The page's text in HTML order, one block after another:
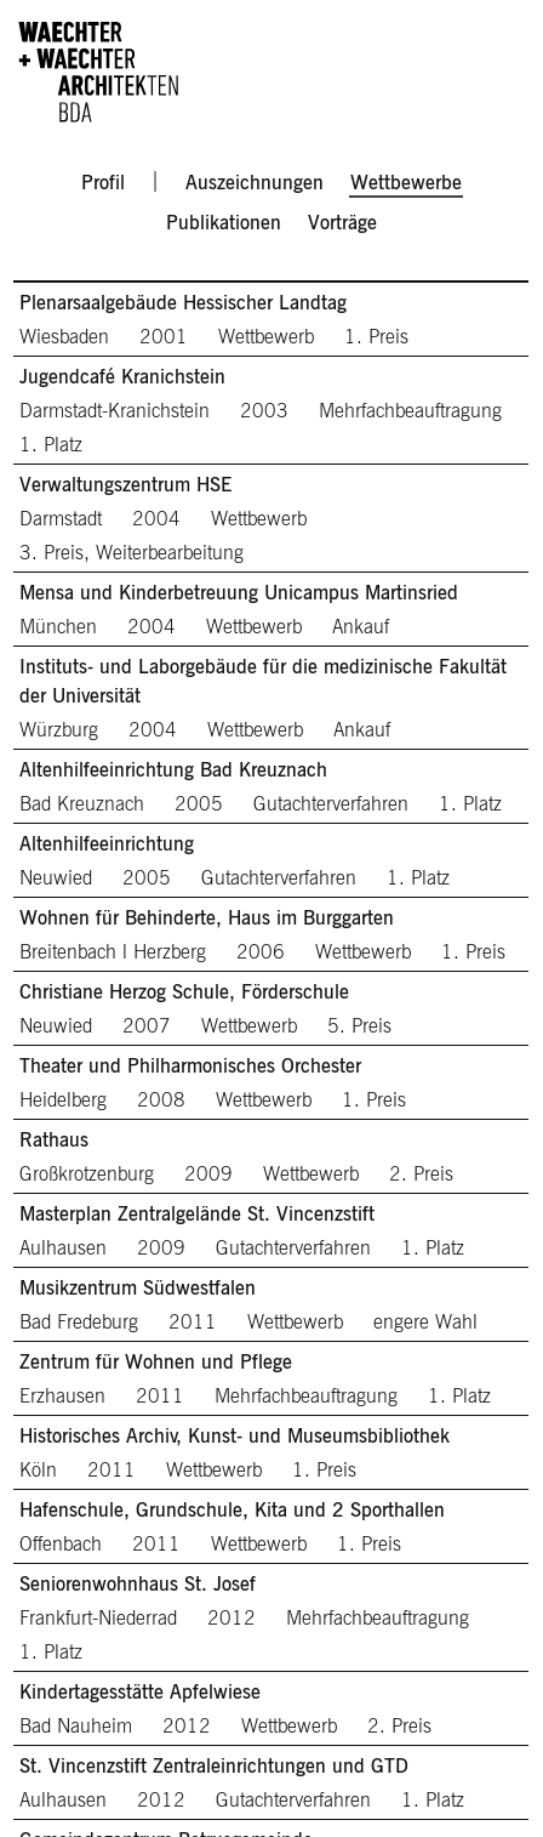
Profil Auszeichnungen
Wettbewerbe
Publikationen
Vorträge
Plenarsaalgebäude Hessischer Landtag
Wiesbaden
2001 Wettbewerb
1. Preis
Jugendcafé Kranichstein
Darmstadt-Kranichstein
2003
Mehrfachbeauftragung
1. Platz
Verwaltungszentrum HSE
Darmstadt
2004
Wettbewerb
3. Preis, Weiterbearbeitung
Mensa und Kinderbetreuung Unicampus Martinsried
München
2004 Wettbewerb
Ankauf
Instituts- und Laborgebäude für die medizinische Fakultät
der Universität
Würzburg
2004 Wettbewerb
Ankauf
Altenhilfeeinrichtung Bad Kreuznach
Bad Kreuznach
2005 Gutachterverfahren
1. Platz
Altenhilfeeinrichtung
Neuwied
2005 Gutachterverfahren
1. Platz
Wohnen für Behinderte, Haus im Burggarten
Breitenbach l Herzberg
2006 Wettbewerb
1. Preis
Christiane Herzog Schule, Förderschule
Neuwied
2007 Wettbewerb
5. Preis
Theater und Philharmonisches Orchester
Heidelberg
2008 Wettbewerb
1. Preis
Rathaus
Großkrotzenburg
2009 Wettbewerb
2. Preis
Masterplan Zentralgelände St. Vincenzstift
Aulhausen
2009 Gutachterverfahren
1. Platz
Musikzentrum Südwestfalen
Bad Fredeburg
2011 Wettbewerb
engere Wahl
Zentrum für Wohnen und Pflege
Erzhausen
2011 Mehrfachbeauftragung
1. Platz
Historisches Archiv, Kunst- und Museumsbibliothek
Köln
2011 Wettbewerb
1. Preis
Hafenschule, Grundschule, Kita und 2 Sporthallen
Offenbach
2011 Wettbewerb
1. Preis
Seniorenwohnhaus St. Josef
Frankfurt-Niederrad
2012
Mehrfachbeauftragung
1. Platz
Kindertagesstätte Apfelwiese
Bad Nauheim
2012 Wettbewerb
2. Preis
St. Vincenzstift Zentraleinrichtungen und GTD
Aulhausen
2012 Gutachterverfahren
1. Platz